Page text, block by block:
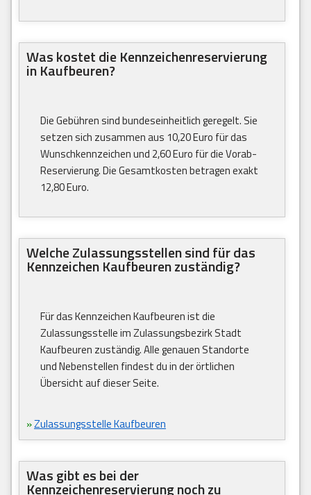
Was kostet die Kennzeichenreservierung
in Kaufbeuren?
Die Gebühren sind bundeseinheitlich geregelt. Sie
setzen sich zusammen aus 10,20 Euro für das
Wunschkennzeichen und 2,60 Euro für die Vorab-
Reservierung. Die Gesamtkosten betragen exakt
12,80 Euro.
Welche Zulassungsstellen sind für das
Kennzeichen Kaufbeuren zuständig?
Für das Kennzeichen Kaufbeuren ist die
Zulassungsstelle im Zulassungsbezirk Stadt
Kaufbeuren zuständig. Alle genauen Standorte
und Nebenstellen findest du in der örtlichen
Übersicht auf dieser Seite.
»Zulassungsstelle Kaufbeuren
Was gibt es bei der
Kennzeichenreservierung noch zu